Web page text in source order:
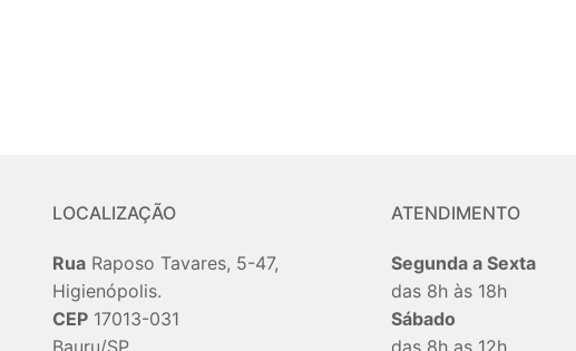
LOCALIZAÇÃO
RuaRaposo Tavares, 5-47,
Higienópolis.
CEP17013-031
Bauru/SP.
ATENDIMENTO
Segunda a Sexta
das 8h às 18h
Sábado
das 8h as 12h